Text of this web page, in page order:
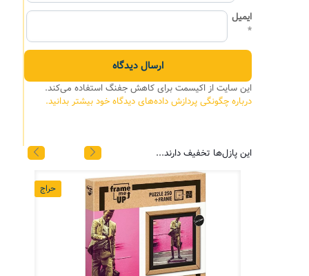
ایمیل
*
این سایت از اکیسمت برای کاهش جفنگ استفاده می‌کند.
درباره چگونگی پردازش داده‌های دیدگاه خود بیشتر بدانید.
این پازل‌ها تخفیف دارند...
حراج